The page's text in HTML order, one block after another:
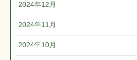
2024年12月
2024年11月
2024年10月